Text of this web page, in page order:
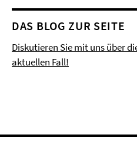
DAS BLOG ZUR SEITE
Diskutieren Sie mit uns über
aktuellen Fall!